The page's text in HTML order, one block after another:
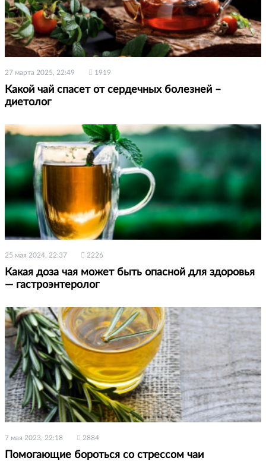
27 марта 2025, 22:49 1919
Какой чай спасет от сердечных болезней –
диетолог
25 мая 2024, 22:37 2226
Какая доза чая может быть опасной для здоровья
— гастроэнтеролог
7 мая 2023, 22:18 2884
Помогающие бороться со стрессом чаи